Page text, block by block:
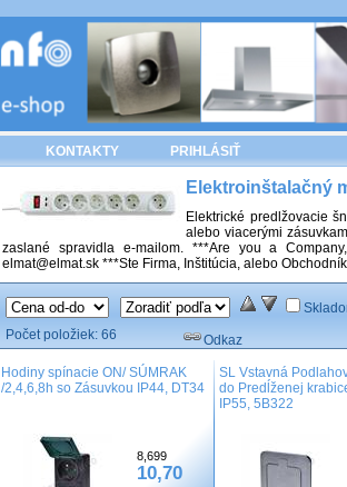
KONTAKTY PRIHLÁSIŤ
Elektroinštalačný
Elektrické predlžovacie
alebo viacerými
zaslané spravidla e-mailom. ***Are you a
elmat@elmat.sk ***Ste Firma, Inštitúcia, alebo
Počet položiek: 66 Odkaz
Hodiny spínacie ON/ SÚMRAK
/2,4,6,8h so Zásuvkou IP44, DT34
8,699
10,70
SL Vstavná
do Predĺženej
IP55, 5B322